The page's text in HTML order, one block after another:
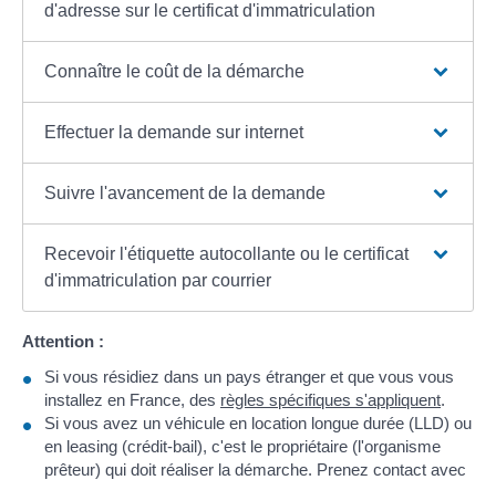
d'adresse sur le certificat d'immatriculation
Connaître le coût de la démarche
Effectuer la demande sur internet
Suivre l'avancement de la demande
Recevoir l'étiquette autocollante ou le certificat
d'immatriculation par courrier
Attention :
Si vous résidiez dans un pays étranger et que vous vous
installez en France, des règles spécifiques s'appliquent.
Si vous avez un véhicule en location longue durée (LLD) ou
en leasing (crédit-bail), c'est le propriétaire (l'organisme
prêteur) qui doit réaliser la démarche. Prenez contact avec